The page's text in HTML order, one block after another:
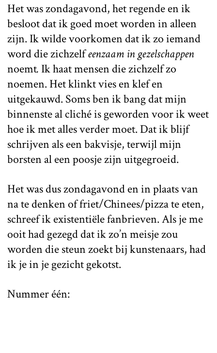
Het was zondagavond, het regende en ik
besloot dat ik goed moet worden in alleen
zijn. Ik wilde voorkomen dat ik zo iemand
word die zichzelfeenzaam in gezelschappen
noemt. Ik haat mensen die zichzelf zo
noemen. Het klinkt vies en klef en
uitgekauwd. Soms ben ik bang dat mijn
binnenste al cliché is geworden voor ik weet
hoe ik met alles verder moet. Dat ik blijf
schrijven als een bakvisje, terwijl mijn
borsten al een poosje zijn uitgegroeid.
Het was dus zondagavond en in plaats van
na te denken of friet/Chinees/pizza te eten,
schreef ik existentiële fanbrieven. Als je me
ooit had gezegd dat ik zo’n meisje zou
worden die steun zoekt bij kunstenaars, had
ik je in je gezicht gekotst.
Nummer één: